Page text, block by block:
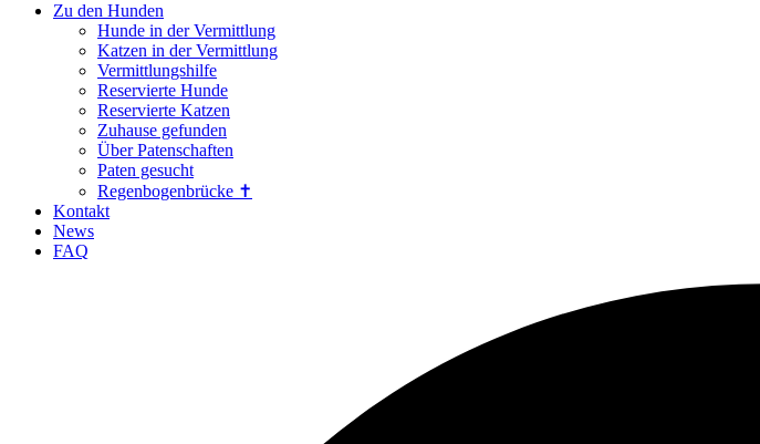
Zu den Hunden
Hunde in der Vermittlung
Katzen in der Vermittlung
Vermittlungshilfe
Reservierte Hunde
Reservierte Katzen
Zuhause gefunden
Über Patenschaften
Paten gesucht
Regenbogenbrücke ✝
Kontakt
News
FAQ